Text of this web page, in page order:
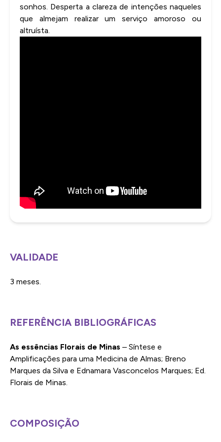
sonhos. Desperta a clareza de intenções naqueles
que almejam realizar um serviço amoroso ou
altruísta.
VALIDADE
3 meses.
REFERÊNCIA BIBLIOGRÁFICAS
As essências Florais de Minas – Síntese e
Amplificações para uma Medicina de Almas; Breno
Marques da Silva e Ednamara Vasconcelos Marques; Ed.
Florais de Minas.
COMPOSIÇÃO